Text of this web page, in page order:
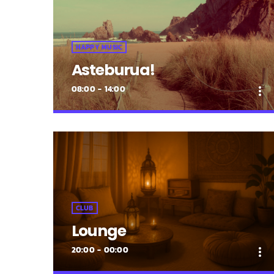
HAPPY MUSIC
Asteburua!
08:00 - 14:00 more_vert
Asteburua!
¡Es fin de semana!
¡Música y más música los fines de
semana!
CLUB
Lounge
20:00 - 00:00 more_vert